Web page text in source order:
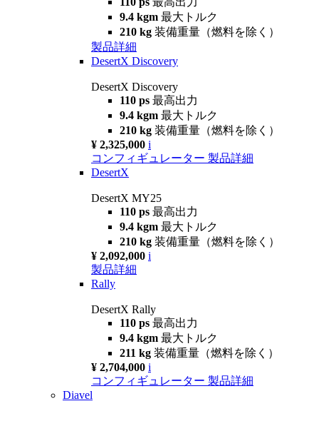
9.4 kgm 最大トルク
210 kg 装備重量（燃料を除く）
製品詳細
DesertX Discovery
DesertX Discovery
110 ps 最高出力
9.4 kgm 最大トルク
210 kg 装備重量（燃料を除く）
¥ 2,325,000 i
コンフィギュレーター 製品詳細
DesertX
DesertX MY25
110 ps 最高出力
9.4 kgm 最大トルク
210 kg 装備重量（燃料を除く）
¥ 2,092,000 i
製品詳細
Rally
DesertX Rally
110 ps 最高出力
9.4 kgm 最大トルク
211 kg 装備重量（燃料を除く）
¥ 2,704,000 i
コンフィギュレーター 製品詳細
Diavel